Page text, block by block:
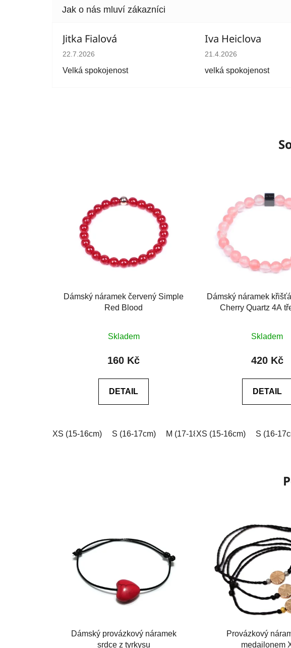
Jitka Fialová
Hodnocení obchodu je 5 z 5 hvězdiček.
22.7.2026
Velká spokojenost
Iva Heiclova
Hodnocení obchodu je
21.4.2026
velká spokojenost
Dámský náramek červený Simple
Red Blood
hodnocení
produktu
z
Skladem
160 Kč
DETAIL
XS (15-16cm) S (16-17cm) M (17-18cm) L (18-19cm) XL
Dámský náramek
Cherry Quartz 4A
z
Skladem
420 Kč
DETAIL
XS (15-16cm) S (16-
Dámský provázkový náramek
srdce z tyrkysu
Provázkový
medailonem